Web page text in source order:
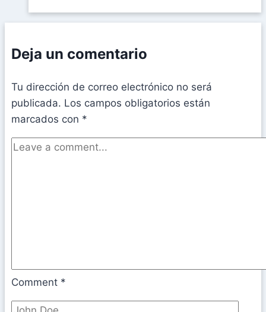
Deja un comentario
Tu dirección de correo electrónico no será
publicada. Los campos obligatorios están
marcados con *
Comment *